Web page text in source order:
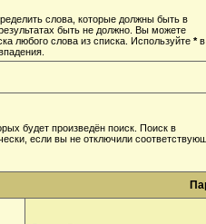
слова, которые должны быть в
быть не должно. Вы можете
любого слова из списка. Используйте *в
будет произведён поиск. Поиск в
если вы не отключили